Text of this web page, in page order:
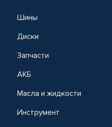
Шины
Диски
Запчасти
АКБ
Масла и жидкости
Инструмент